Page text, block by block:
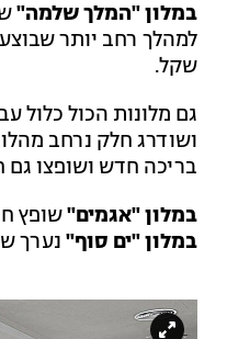
במלון "המלך שלמה"
שקל.
גם מלונות הכול כלול
ושודרג חלק נרחב
בריכה חדש ושופצו גם
במלון "אגמים"שופץ
במלון "ים סוף" נערך